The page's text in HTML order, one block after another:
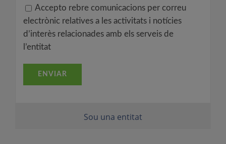
Accepto rebre comunicacions per correu
electrònic relatives a les activitats i notícies
d’interès relacionades amb els serveis de
l’entitat
Sou una entitat